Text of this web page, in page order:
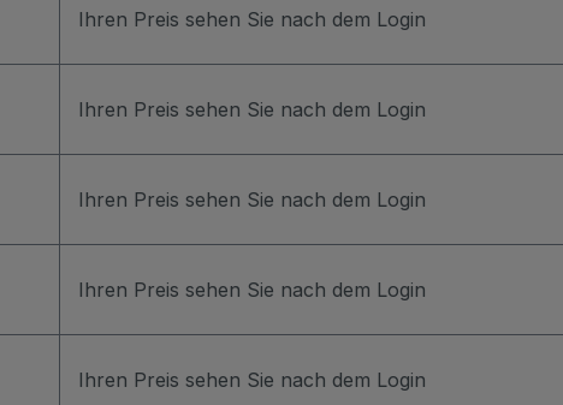
Ihren Preis sehen Sie nach dem Login
Ihren Preis sehen Sie nach dem Login
Ihren Preis sehen Sie nach dem Login
Ihren Preis sehen Sie nach dem Login
Ihren Preis sehen Sie nach dem Login